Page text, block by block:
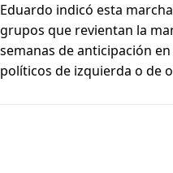
Eduardo indicó esta
grupos que revientan la
semanas de anticipación
políticos de izquierda o de